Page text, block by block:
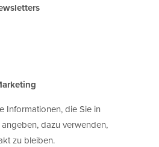
Informationen, die Sie in
dazu verwenden,
zu bleiben.